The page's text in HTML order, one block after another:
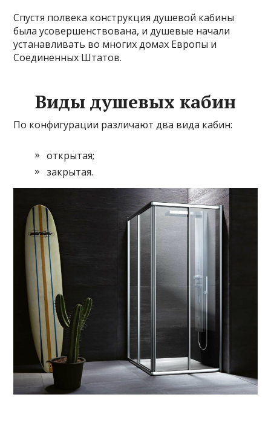
Спустя полвека конструкция душевой кабины
была усовершенствована, и душевые начали
устанавливать во многих домах Европы и
Соединенных Штатов.
Виды душевых кабин
По конфигурации различают два вида кабин:
открытая;
закрытая.